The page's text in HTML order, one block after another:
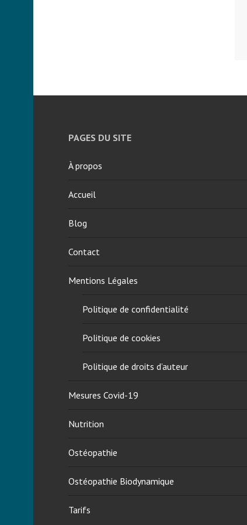
PAGES DU SITE
À propos
Accueil
Blog
Contact
Mentions Légales
Politique de confidentialité
Politique de cookies
Politique de droits d’auteur
Mesures Covid-19
Nutrition
Ostéopathie
Ostéopathie Biodynamique
Tarifs